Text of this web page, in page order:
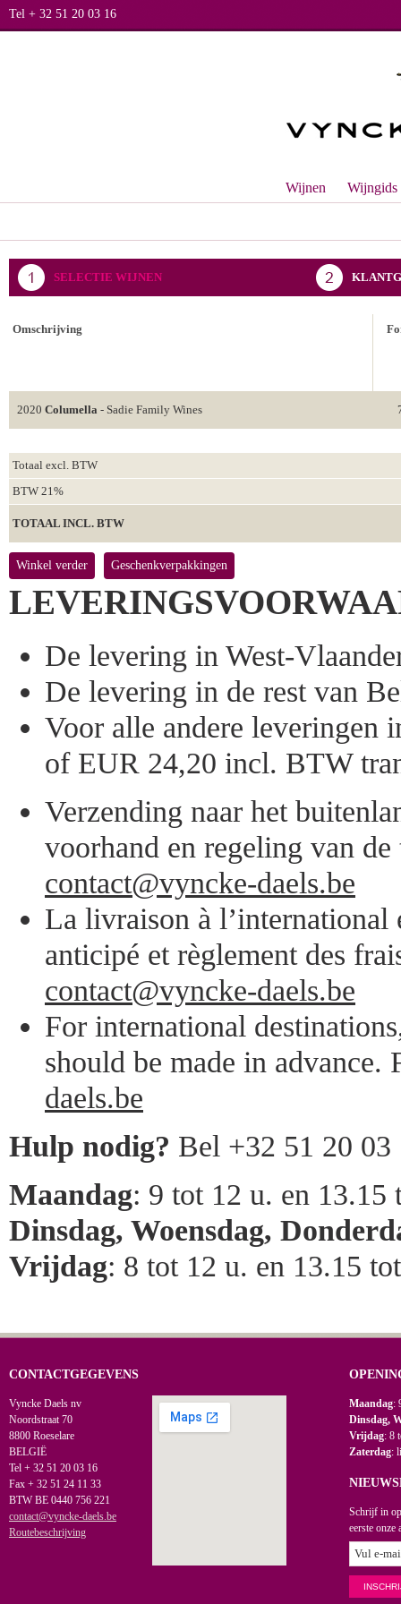
Tel + 32 51 20 03 16
Wijnen Wijngids
SELECTIE WIJNEN
Omschrijving
2020 Columella - Sadie Family Wines
Totaal excl. BTW
BTW 21%
TOTAAL INCL. BTW
Winkel verder Geschenkverpakkingen
De levering in West-
De levering in de rest van
Voor alle andere
of EUR 24,20 incl. BTW
Verzending naar het
voorhand en regeling van
contact@vyncke-daels.be
La livraison à l’international
anticipé et règlement des
contact@vyncke-daels.be
For international
should be made in advance.
daels.be
Hulp nodig? Bel +32 51 20 03
Maandag: 9 tot 12 u. en 13.15
Dinsdag, Woensdag,
Vrijdag: 8 tot 12 u. en 13.15
CONTACTGEGEVENS
Vyncke Daels nv
Noordstraat 70
8800 Roeselare
BELGIË
Tel + 32 51 20 03 16
Fax + 32 51 24 11 33
BTW BE 0440 756 221
contact@vyncke-daels.be
Routebeschrijving
Maandag:
Dinsdag,
Vrijdag: 8
Zaterdag:
Schrijf in
eerste onze